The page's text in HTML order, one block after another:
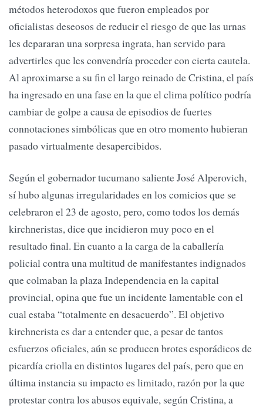
métodos heterodoxos que fueron empleados por
oficialistas deseosos de reducir el riesgo de que las urnas
les depararan una sorpresa ingrata, han servido para
advertirles que les convendría proceder con cierta cautela.
Al aproximarse a su fin el largo reinado de Cristina, el país
ha ingresado en una fase en la que el clima político podría
cambiar de golpe a causa de episodios de fuertes
connotaciones simbólicas que en otro momento hubieran
pasado virtualmente desapercibidos.
Según el gobernador tucumano saliente José Alperovich,
sí hubo algunas irregularidades en los comicios que se
celebraron el 23 de agosto, pero, como todos los demás
kirchneristas, dice que incidieron muy poco en el
resultado final. En cuanto a la carga de la caballería
policial contra una multitud de manifestantes indignados
que colmaban la plaza Independencia en la capital
provincial, opina que fue un incidente lamentable con el
cual estaba “totalmente en desacuerdo”. El objetivo
kirchnerista es dar a entender que, a pesar de tantos
esfuerzos oficiales, aún se producen brotes esporádicos de
picardía criolla en distintos lugares del país, pero que en
última instancia su impacto es limitado, razón por la que
protestar contra los abusos equivale, según Cristina, a